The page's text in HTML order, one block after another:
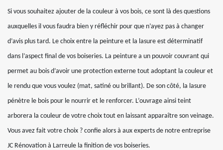
Si vous souhaitez ajouter de la couleur à vos bois, ce sont là des questions
auxquelles il vous faudra bien y réfléchir pour que n’ayez pas à changer
d’avis plus tard. Le choix entre la peinture et la lasure est déterminatif
dans l’aspect final de vos boiseries. La peinture a un pouvoir couvrant qui
permet au bois d’avoir une protection externe tout adoptant la couleur et
le rendu que vous voulez (mat, satiné ou brillant). De son côté, la lasure
pénètre le bois pour le nourrir et le renforcer. L’ouvrage ainsi teint
arborera la couleur de votre choix tout en laissant apparaître son veinage.
Vous avez fait votre choix ? confie alors à aux experts de notre entreprise
JC Rénovation à Larreule la finition de vos boiseries.